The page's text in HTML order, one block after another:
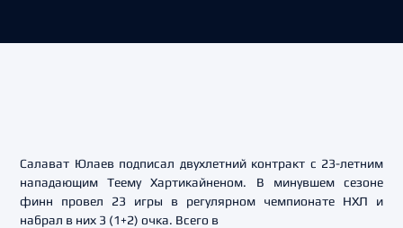
Салават Юлаев подписал двухлетний контракт с 23-летним
нападающим Теему Хартикайненом. В минувшем сезоне
финн провел 23 игры в регулярном чемпионате НХЛ и
набрал в них 3 (1+2) очка. Всего в